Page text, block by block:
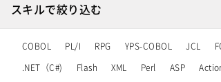
スキルで絞り込む
COBOL PL/I RPG YPS-COBOL JCL
.NET（C#)
Flash XML Perl ASP